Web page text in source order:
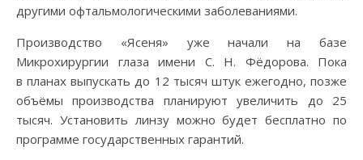
другими офтальмологическими заболеваниями.
Производство «Ясеня» уже начали на базе
Микрохирургии глаза имени С. Н. Фёдорова. Пока
в планах выпускать до 12 тысяч штук ежегодно, позже
объёмы производства планируют увеличить до 25
тысяч. Установить линзу можно будет бесплатно по
программе государственных гарантий.